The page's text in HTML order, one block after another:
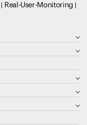
Real-User-Monitoring